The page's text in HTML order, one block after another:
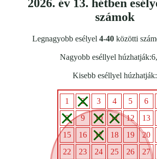
2026. év 13. hétben
számok
Legnagyobb esélyel 4-40közötti
Nagyobb eséllyel
Kisebb eséllyel húzhatják:
1 2 3 4 5 6
8
9 10 11 12 13
15
16 17 18 19 20
22
23 24 25 26 27